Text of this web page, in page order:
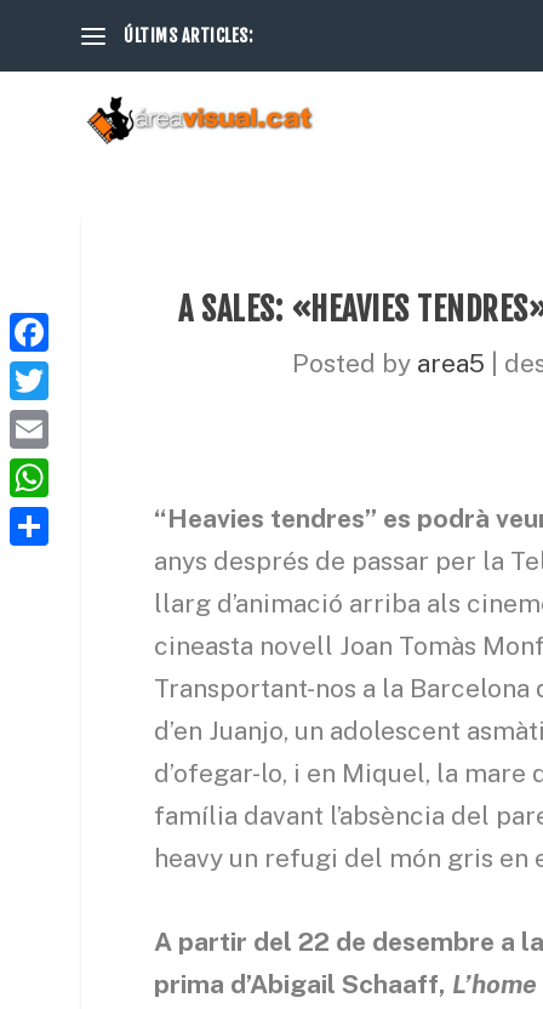
ÚLTIMS ARTICLES:
A SALES: «HEAVIES
Posted by area5
“Heavies tendres” es podrà
anys després de passar per la
llarg d’animació arriba als
cineasta novell Joan Tomàs
Transportant-nos a la
d’en Juanjo, un adolescent
d’ofegar-lo, i en Miquel, la
família davant l’absència del
heavy un refugi del món gris en
A partir del 22 de desembre a
prima d’Abigail Schaaff,
F
a
c
e
b
T
w
i
t
E
m
a
W
h